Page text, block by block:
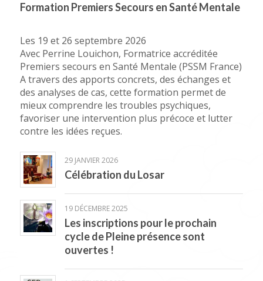
Formation Premiers Secours en Santé Mentale
Les 19 et 26 septembre 2026
Avec Perrine Louichon, Formatrice accréditée
Premiers secours en Santé Mentale (PSSM France)
A travers des apports concrets, des échanges et
des analyses de cas, cette formation permet de
mieux comprendre les troubles psychiques,
favoriser une intervention plus précoce et lutter
contre les idées reçues.
29 JANVIER 2026
Célébration du Losar
19 DÉCEMBRE 2025
Les inscriptions pour le prochain
cycle de Pleine présence sont
ouvertes !